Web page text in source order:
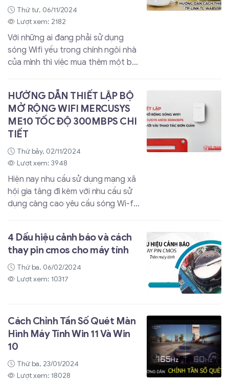
tính chi tiết nhé.
Thứ tư, 06/11/2024
Lượt xem: 2182
Với những ai đang phải sử dụng
sóng Wifi yếu trong chính ngôi nhà
của mình thì việc mua thêm một bộ
LINK TL-WA850RE sẽ là một giải
pháp hiệu quả dành cho bạn để giải
quyết vấn đề này. Bài viết này,
maytinhdalat.vn sẽ hướng dẫn bạn
cách thiết lập bộ mở rộng sóng
Wifi TP-LINK TL-WA850RE tại nhà
đơn giản chỉ với vài thao tác.
HƯỚNG DẪN THIẾT LẬP BỘ
MỞ RỘNG WIFI MERCUSYS
ME10 TỐC ĐỘ 300MBPS CHI
TIẾT
Thứ bảy, 02/11/2024
Lượt xem: 3948
Hiện nay nhu cầu sử dụng mạng xã
hội gia tăng đi kèm với nhu cầu sử
dụng càng cao yêu cầu sóng Wi-fi
không thể phủ đến phòng ngủ hay
góc làm việc của bạn thì chọn mua
một bộ mở rộng sóng Wifi sẽ là tối
ưu nhất để đáp ứng những nhu cầu
cách thiết lập bộ mở rộng Wifi...
4 Dấu hiệu cảnh báo và cách
thay pin cmos cho máy tính
Thứ ba, 06/02/2024
Lượt xem: 10317
Cách Chỉnh Tần Số Quét Màn
Hình Máy Tính Win 11 Và Win
10
Thứ ba, 23/01/2024
Lượt xem: 18028